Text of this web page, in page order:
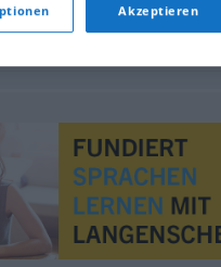
Sache uyutmak
Akzeptieren